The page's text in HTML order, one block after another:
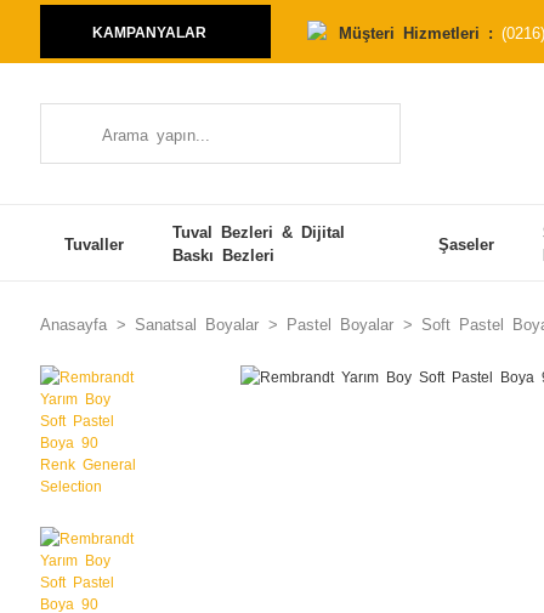
KAMPANYALAR Müşteri Hizmetleri :
Tuvaller
Tuval Bezleri & Dijital
Baskı Bezleri
Şaseler
Anasayfa Sanatsal Boyalar Pastel Boyalar Soft Pastel